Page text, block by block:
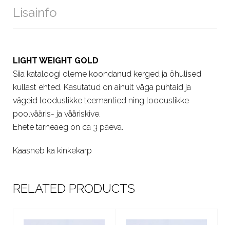
Lisainfo
LIGHT WEIGHT GOLD
Siia kataloogi oleme koondanud kerged ja õhulised
kullast ehted. Kasutatud on ainult väga puhtaid ja
vägeid looduslikke teemantied ning looduslikke
poolvääris- ja vääriskive.
Ehete tarneaeg on ca 3 päeva.
Kaasneb ka kinkekarp
RELATED PRODUCTS